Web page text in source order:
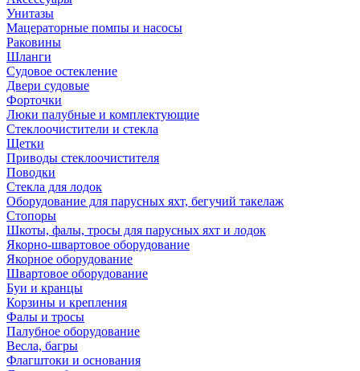
Унитазы
Мацераторные помпы и насосы
Раковины
Шланги
Судовое остекление
Двери судовые
Форточки
Люки палубные и комплектующие
Стеклоочистители и стекла
Щетки
Приводы стеклоочистителя
Поводки
Стекла для лодок
Оборудование для парусных яхт, бегучий такелаж
Стопоры
Шкоты, фалы, тросы для парусных яхт и лодок
Якорно-швартовое оборудование
Якорное оборудование
Швартовое оборудование
Буи и кранцы
Корзины и крепления
Фалы и тросы
Палубное оборудование
Весла, багры
Флагштоки и основания